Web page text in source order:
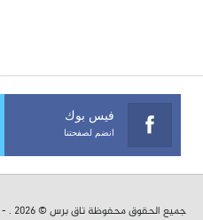
فيس بوك
انضم لصفحتنا
جميع الحقوق محفوظة تاق برس © 2026 . -